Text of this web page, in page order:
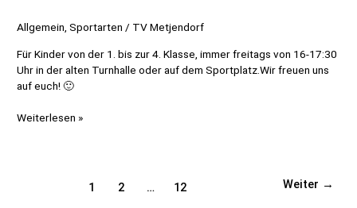
Allgemein ,Sportarten / TV Metjendorf
Für Kinder von der 1. bis zur 4. Klasse, immer freitags von 16-17:30
Uhr in der alten Turnhalle oder auf dem Sportplatz.Wir freuen uns
auf euch! 🙂
Neu
Weiterlesen »
Seitennummerierung
1 2 … 12 Weiter →